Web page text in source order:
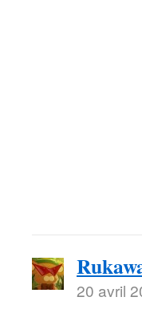
20 avril